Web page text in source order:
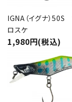
IGNA（イグナ）50S
ロスケ
1,980円(税込)